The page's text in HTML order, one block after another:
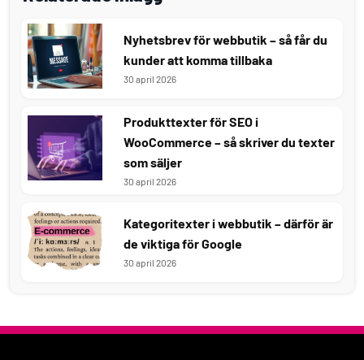
Nyhetsbrev för webbutik – så får du
kunder att komma tillbaka
30 april 2026
Produkttexter för SEO i
WooCommerce – så skriver du texter
som säljer
30 april 2026
Kategoritexter i webbutik – därför är
de viktiga för Google
30 april 2026